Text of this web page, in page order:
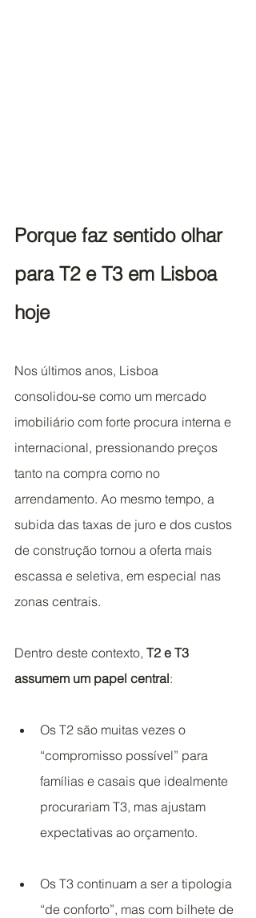
Porque faz sentido olhar
para T2 e T3 em Lisboa
hoje
Nos últimos anos, Lisboa
consolidou‑se como um mercado
imobiliário com forte procura interna e
internacional, pressionando preços
tanto na compra como no
arrendamento. Ao mesmo tempo, a
subida das taxas de juro e dos custos
de construção tornou a oferta mais
escassa e seletiva, em especial nas
zonas centrais.
Dentro deste contexto, T2 e T3
assumem um papel central:
Os T2 são muitas vezes o
“compromisso possível” para
famílias e casais que idealmente
procurariam T3, mas ajustam
expectativas ao orçamento.
Os T3 continuam a ser a tipologia
“de conforto”, mas com bilhete de